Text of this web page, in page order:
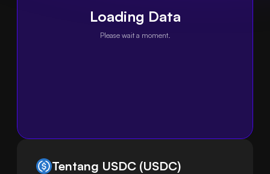
Loading Data
Please wait a moment.
Tentang USDC (USDC)